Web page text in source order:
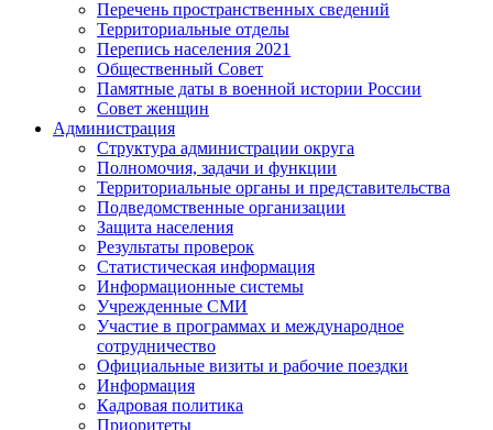
Перечень пространственных сведений
Территориальные отделы
Перепись населения 2021
Общественный Совет
Памятные даты в военной истории России
Совет женщин
Администрация
Структура администрации округа
Полномочия, задачи и функции
Территориальные органы и представительства
Подведомственные организации
Защита населения
Результаты проверок
Статистическая информация
Информационные системы
Учрежденные СМИ
Участие в программах и международное
сотрудничество
Официальные визиты и рабочие поездки
Информация
Кадровая политика
Приоритеты